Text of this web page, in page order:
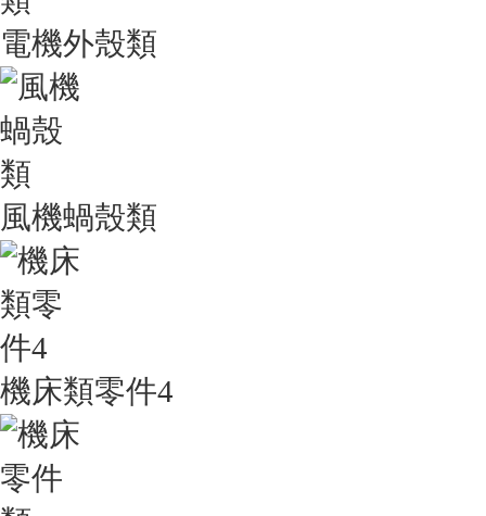
電機外殼類
風機蝸殼類
機床類零件4